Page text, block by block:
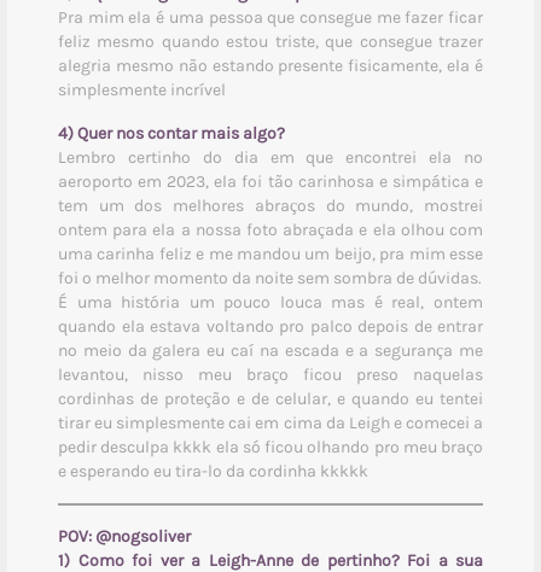
Pra mim ela é uma pessoa que consegue me fazer ficar
feliz mesmo quando estou triste, que consegue trazer
alegria mesmo não estando presente fisicamente, ela é
simplesmente incrível
4) Quer nos contar mais algo?
Lembro certinho do dia em que encontrei ela no
aeroporto em 2023, ela foi tão carinhosa e simpática e
tem um dos melhores abraços do mundo, mostrei
ontem para ela a nossa foto abraçada e ela olhou com
uma carinha feliz e me mandou um beijo, pra mim esse
foi o melhor momento da noite sem sombra de dúvidas.
É uma história um pouco louca mas é real, ontem
quando ela estava voltando pro palco depois de entrar
no meio da galera eu caí na escada e a segurança me
levantou, nisso meu braço ficou preso naquelas
cordinhas de proteção e de celular, e quando eu tentei
tirar eu simplesmente cai em cima da Leigh e comecei a
pedir desculpa kkkk ela só ficou olhando pro meu braço
e esperando eu tira-lo da cordinha kkkkk
POV: @nogsoliver
1) Como foi ver a Leigh-Anne de pertinho? Foi a sua